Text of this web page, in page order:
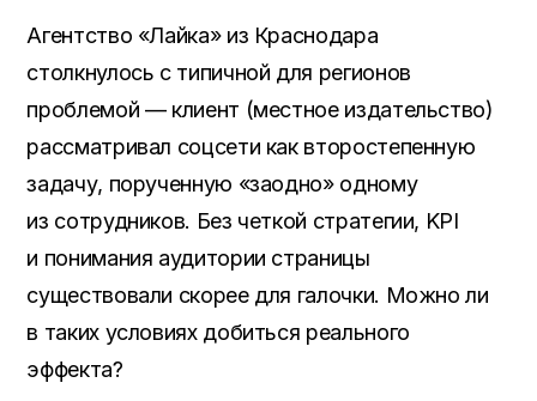
Агентство «Лайка» из Краснодара
столкнулось с типичной для регионов
проблемой — клиент (местное издательство)
рассматривал соцсети как второстепенную
задачу, порученную «заодно» одному
из сотрудников. Без четкой стратегии, KPI
и понимания аудитории страницы
существовали скорее для галочки. Можно ли
в таких условиях добиться реального
эффекта?